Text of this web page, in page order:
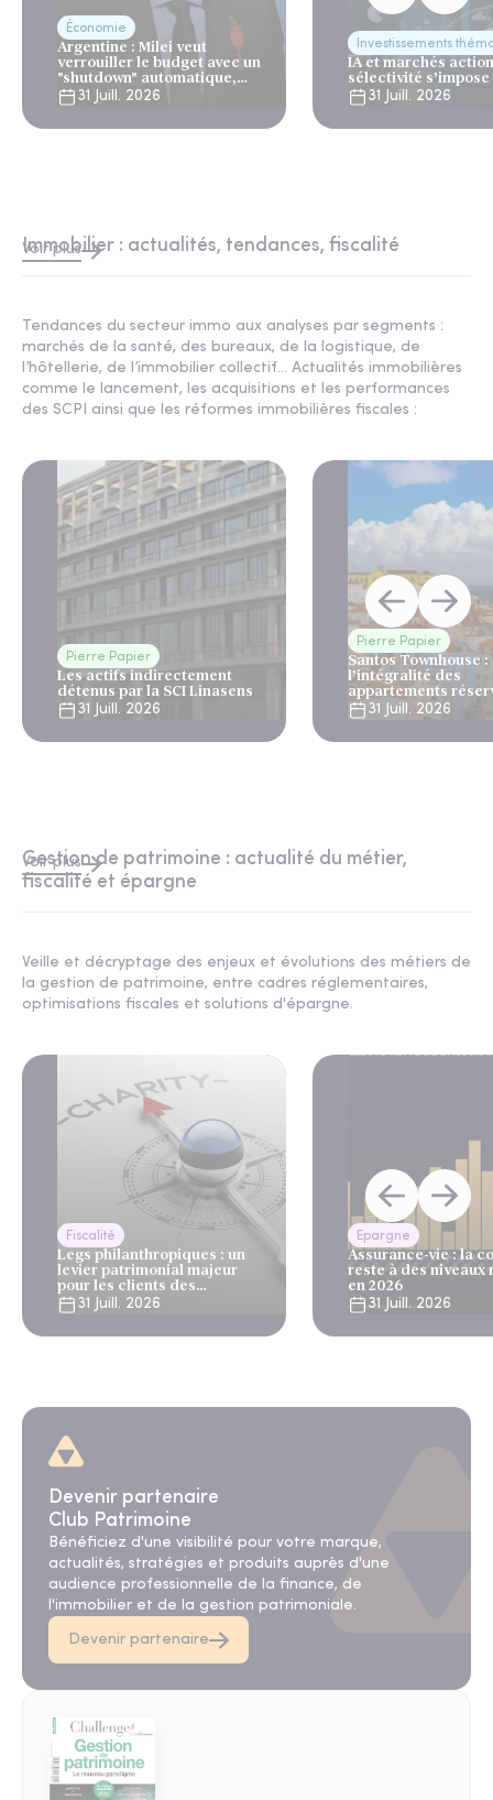
Économie
Argentine : Milei veut
verrouiller le budget avec un
"shutdown" automatique,
sous le regard bienveillant
du FMI
31 Juill. 2026
Investissements
IA et marchés
sélectivité s’impose
31 Juill. 2026
Immobilier : actualités, tendances, fiscalité
Voir plus
Tendances du secteur immo aux analyses par segments :
marchés de la santé, des bureaux, de la logistique, de
l’hôtellerie, de l’immobilier collectif... Actualités immobilières
comme le lancement, les acquisitions et les performances
des SCPI ainsi que les réformes immobilières fiscales :
Pierre Papier
Les actifs indirectement
détenus par la SCI Linasens
31 Juill. 2026
Pierre Papier
Santos Townhouse :
l’intégralité des
appartements
Lisbonne
31 Juill. 2026
Gestion de patrimoine : actualité du métier,
fiscalité et épargne
Voir plus
Veille et décryptage des enjeux et évolutions des métiers de
la gestion de patrimoine, entre cadres réglementaires,
optimisations fiscales et solutions d'épargne.
Fiscalité
Legs philanthropiques : un
levier patrimonial majeur
pour les clients des
gestionnaires de patrimoine
et des banques privées
31 Juill. 2026
Epargne
Assurance-vie : la
reste à des niveaux
en 2026
31 Juill. 2026
Devenir partenaire
Club Patrimoine
Bénéficiez d'une visibilité pour votre marque,
actualités, stratégies et produits auprès d'une
audience professionnelle de la finance, de
l'immobilier et de la gestion patrimoniale.
Devenir partenaire